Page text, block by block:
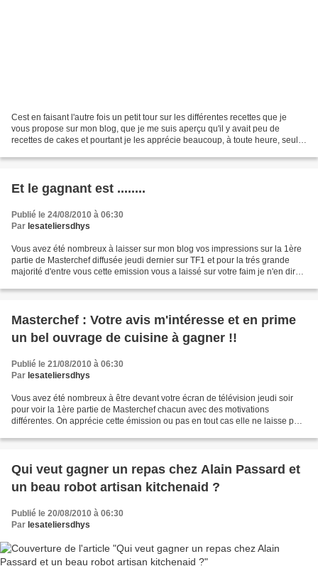
Cest en faisant l'autre fois un petit tour sur les différentes recettes que je
vous propose sur mon blog, que je me suis aperçu qu'il y avait peu de
recettes de cakes et pourtant je les apprécie beaucoup, à toute heure, seuls
Et le gagnant est ........
Publié le 24/08/2010 à 06:30
Par lesateliersdhys
Vous avez été nombreux à laisser sur mon blog vos impressions sur la 1ère
partie de Masterchef diffusée jeudi dernier sur TF1 et pour la trés grande
majorité d'entre vous cette emission vous a laissé sur votre faim je n'en dirai
Masterchef : Votre avis m'intéresse et en prime
un bel ouvrage de cuisine à gagner !!
Publié le 21/08/2010 à 06:30
Par lesateliersdhys
Vous avez été nombreux à être devant votre écran de télévision jeudi soir
pour voir la 1ère partie de Masterchef chacun avec des motivations
différentes. On apprécie cette émission ou pas en tout cas elle ne laisse pas
Qui veut gagner un repas chez Alain Passard et
un beau robot artisan kitchenaid ?
Publié le 20/08/2010 à 06:30
Par lesateliersdhys